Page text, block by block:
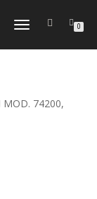
CAMBIAR
0
MOD. 74200,